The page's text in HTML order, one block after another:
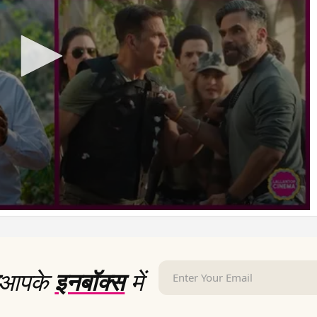
इनबॉक्समें